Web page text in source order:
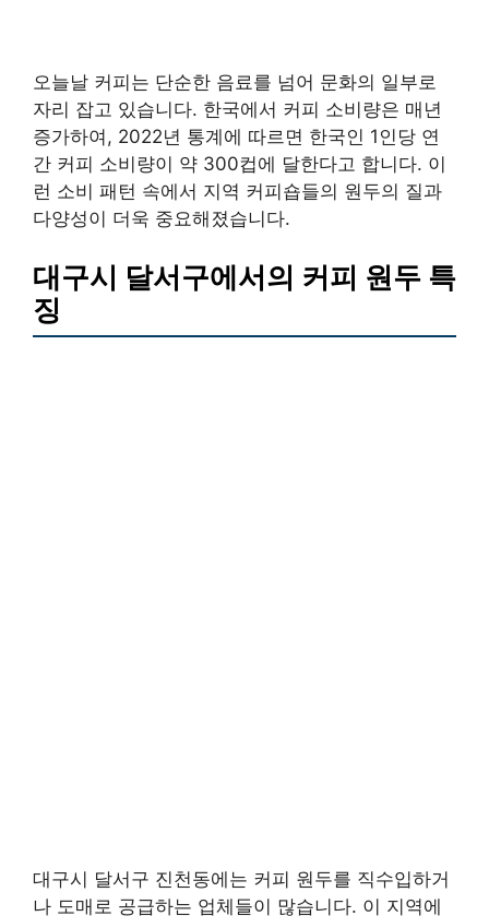
오늘날 커피는 단순한 음료를 넘어 문화의 일부로
자리 잡고 있습니다. 한국에서 커피 소비량은 매년
증가하여, 2022년 통계에 따르면 한국인 1인당 연
간 커피 소비량이 약 300컵에 달한다고 합니다. 이
런 소비 패턴 속에서 지역 커피숍들의 원두의 질과
다양성이 더욱 중요해졌습니다.
대구시 달서구에서의 커피 원두 특
징
대구시 달서구 진천동에는 커피 원두를 직수입하거
나 도매로 공급하는 업체들이 많습니다. 이 지역에